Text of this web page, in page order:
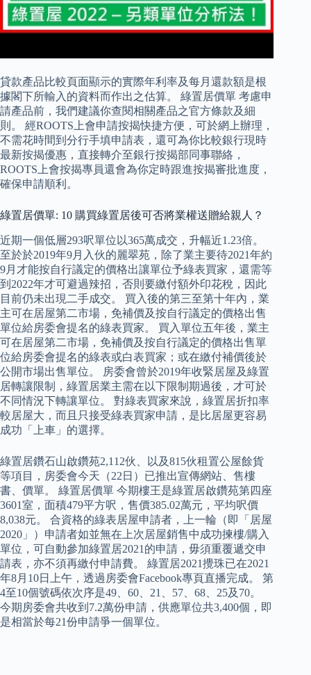
貸款產品比較頁面顯示的實際年利率及每月還款額是根
據閣下所輸入的資料而作出之估算。 綠置居價單 考慮申
請產品前，我們建議你查閱相關產品之官方條款及細
則。 經ROOTS上會申請按揭快捷方便，可於網上辦理，
不需花時間到分行手填申請表，還可為你比較銀行現時
最新按揭優惠，直接轉介至銀行按揭部同事聯絡，
ROOTS上會按揭專員還會為你定時跟進按揭審批進度，
確保申請順利。
綠置居價單: 10 購買綠置居後可否將業權送贈給親人？
近期一個低層293呎單位以365萬成交，升幅近1.23倍。
至於於2019年9月入伙的麗翠苑，除了業主要待2021年約
9月才能按自行議定的價格出讓單位予綠表買家，還需等
到2022年才可避過辣招，否則要繳付額外印花稅，因此
目前仍未出現二手成交。 買入後的第三至第十年內，業
主可在居屋第二市場，免補價及按自行議定的價格出售
單位給房委會提名的綠表買家。 買入單位五年後，業主
可在居屋第二市場，免補價及按自行議定的價格出售單
位給房委會提名的綠表或白表買家；或在繳付補價後於
公開市場出售單位。 房委會曾於2019年收緊居屋及綠置
居轉讓限制，綠置居業主需在以下限制期過後，才可於
不同情況下轉讓單位。 對綠表買家來說，綠置居折扣率
較居屋大，而且只接受綠表買家申請，是比居屋更容易
成功「上車」的選擇。
綠置居鑽石山啟鑽苑2,112伙、以及815伙租置公屋餘貨
等項目，房委會今天（22日）已推出宣傳網站、售樓
書、價單。 綠置居價單 今期樓王是綠置居啟鑽苑第四座
3601室，面積479平方呎，售價385.02萬元，平均呎價
8,038元。 合資格的綠表居屋申請者，上一輪（即「居屋
2020」）申請者如並無在上次居屋銷售中成功揀樓/購入
單位，可自動參加綠置居2021的申請，毋須重覆遞交申
請表，亦不須再繳付申請費。 綠置居2021攪珠已在2021
年8月10日上午，透過房委會Facebook專頁直播完成。 第
4至10個號碼依次序是49、60、21、57、68、25及70。
今期房委會共收到7.2萬份申請，供應單位共3,400個，即
是相當於每21份申請爭一個單位。